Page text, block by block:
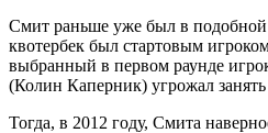
Смит раньше уже был в подобной
квотербек был стартовым
выбранный в первом раунде
(Колин Каперник) угрожал занять
Тогда, в 2012 году, Смита